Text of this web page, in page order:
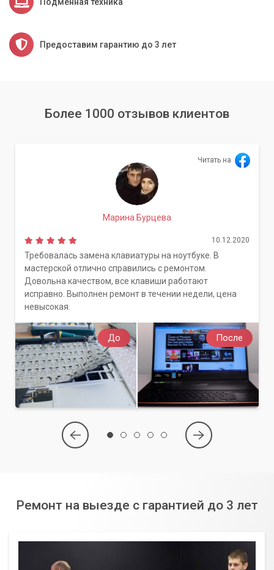
Предоставим гарантию до 3 лет
Более 1000 отзывов клиентов
До После
Читать на
Марина Бурцева
10.12.2020
Требовалась замена клавиатуры на ноутбуке. В
мастерской отлично справились с ремонтом.
Довольна качеством, все клавиши работают
исправно. Выполнен ремонт в течении недели, цена
невысокая.
Ремонт на выезде с гарантией до 3 лет